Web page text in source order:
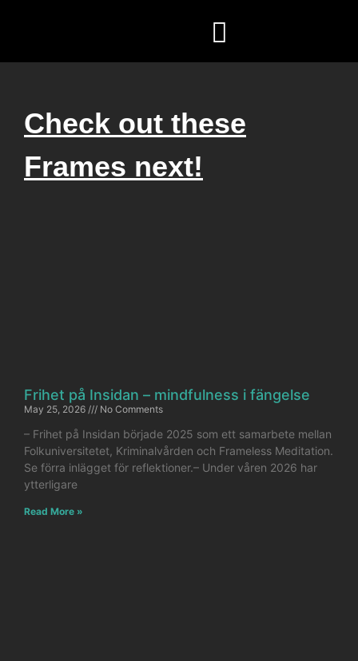
Check out these
Frames next!
Frihet på Insidan – mindfulness i fängelse
May 25, 2026 No Comments
– Frihet på Insidan började 2025 som ett samarbete mellan
Folkuniversitetet, Kriminalvården och Frameless Meditation.
Se förra inlägget för reflektioner.– Under våren 2026 har
ytterligare
Read More »